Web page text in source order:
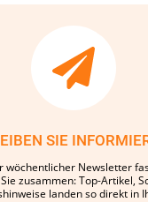
SIE
wöchentlicher Newsletter
zusammen: Top-Artikel,
landen so direkt in